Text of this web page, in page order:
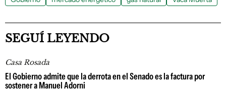
SEGUÍ LEYENDO
Casa Rosada
El Gobierno admite que la derrota en el Senado es la factura por
sostener a Manuel Adorni